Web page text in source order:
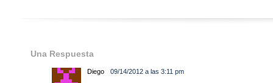
Una Respuesta
Diego 09/14/2012 a las 3:11 pm